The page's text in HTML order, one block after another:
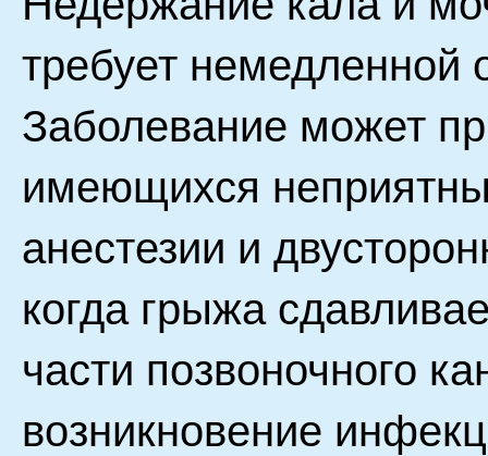
требует немедленной
Заболевание может
имеющихся
анестезии и
когда грыжа
части позвоночного
возникновение